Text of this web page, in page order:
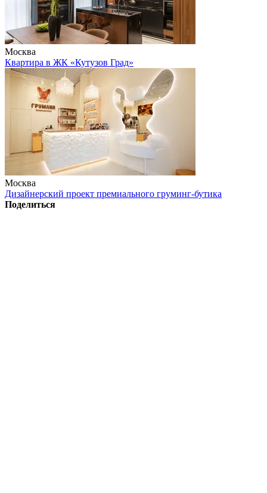
Москва
Квартира в ЖК «Кутузов Град»
Москва
Дизайнерский проект премиального груминг-бутика
Поделиться